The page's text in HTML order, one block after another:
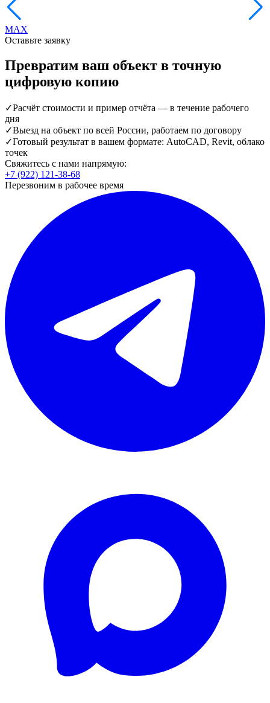
MAX
Оставьте заявку
Превратим ваш объект в точную
цифровую копию
✓Расчёт стоимости и пример отчёта — в течение рабочего
дня
✓Выезд на объект по всей России, работаем по договору
✓Готовый результат в вашем формате: AutoCAD, Revit, облако
точек
Свяжитесь с нами напрямую:
+7 (922) 121-38-68
Перезвоним в рабочее время